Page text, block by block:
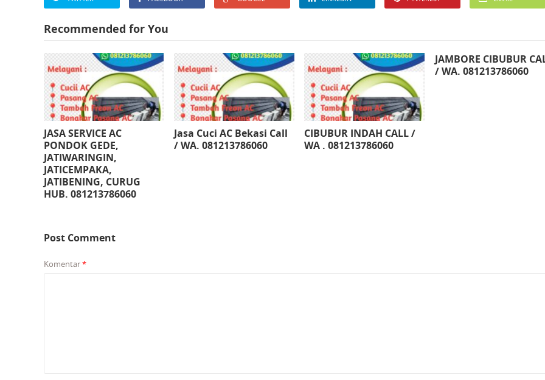
Recommended for You
JASA SERVICE AC
PONDOK GEDE,
JATIWARINGIN,
JATICEMPAKA,
JATIBENING, CURUG
HUB. 081213786060
Jasa Cuci AC Bekasi Call
/ WA. 081213786060
CIBUBUR INDAH CALL /
WA . 081213786060
JAMBORE CIBUBUR
/ WA. 081213786060
Post Comment
Komentar*